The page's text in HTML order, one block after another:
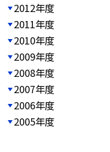
2012年度
2011年度
2010年度
2009年度
2008年度
2007年度
2006年度
2005年度